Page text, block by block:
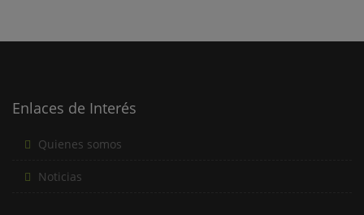
Enlaces de Interés
Quienes somos
Noticias